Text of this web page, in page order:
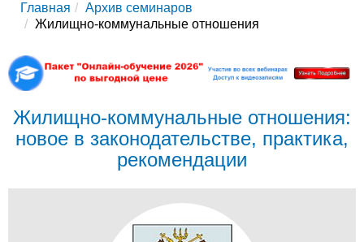
Главная
Архив семинаров
Жилищно-коммунальные отношения
Жилищно-коммунальные отношения:
новое в законодательстве, практика,
рекомендации